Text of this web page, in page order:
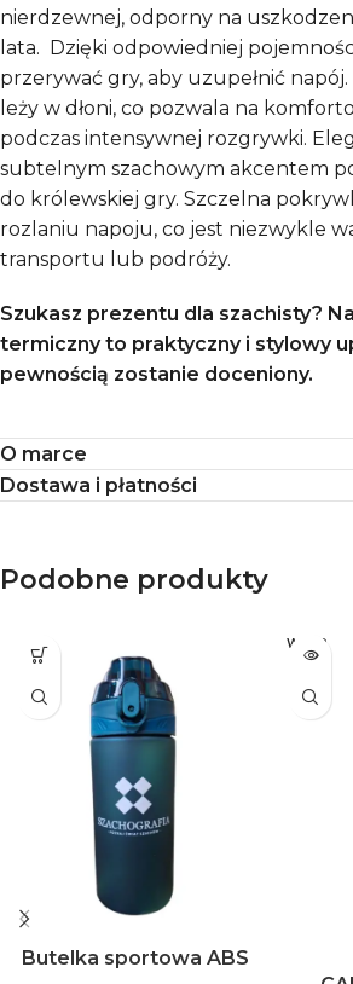
nierdzewnej, odporny na
lata. Dzięki odpowiedniej
przerywać gry, aby uzupełnić
leży w dłoni, co pozwala na
podczas intensywnej rozgrywki.
subtelnym szachowym akcentem
do królewskiej gry. Szczelna
rozlaniu napoju, co jest niezwykle
transportu lub podróży.
Szukasz prezentu dla szachisty?
termiczny to praktyczny i stylowy
pewnością zostanie doceniony.
O marce
Dostawa i płatności
Podobne produkty
Butelka sportowa ABS
WYPR
ZEDA